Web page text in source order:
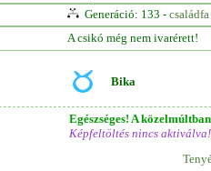
Generáció: 133 - családfa
A csikó még nem ivarérett!
Bika
Egészséges! A
Képfeltöltés nincs aktiválva!